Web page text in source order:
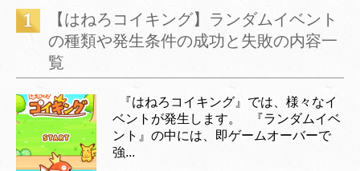
【はねろコイキング】ランダムイベント
の種類や発生条件の成功と失敗の内容一
覧
『はねろコイキング』では、様々なイ
ベントが発生します。 『ランダムイベ
ント』の中には、即ゲームオーバーで
強...